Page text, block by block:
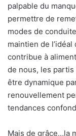
palpable du
permettre de
modes de
maintien de
contribue à
de nous, les
être dynamique
renouvellement
tendances
Mais de grâce…la